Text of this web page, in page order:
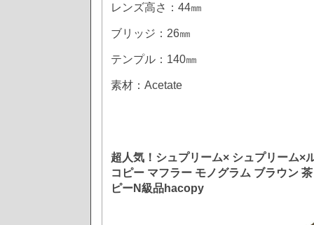
レンズ高さ：44㎜
ブリッジ：26㎜
テンプル：140㎜
素材：Acetate
超人気！シュプリーム× シュプリーム×
コピー マフラー モノグラム ブラウン
ピーN級品hacopy